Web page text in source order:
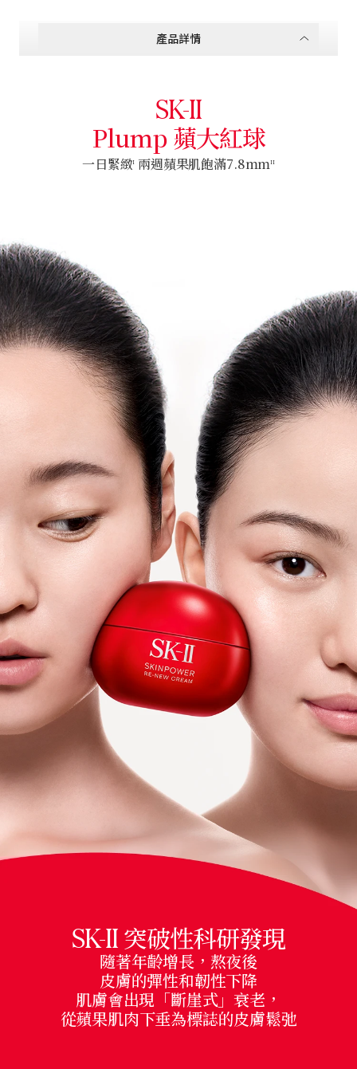
產品詳情
SK-II
Plump 蘋大紅球
一日緊緻I 兩週蘋果肌飽滿7.8mmII
SK-II突破性科研發現
隨著年齡增長，熬夜後
皮膚的彈性和韌性下降
肌膚會出現「斷崖式」衰老，
從蘋果肌肉下垂為標誌的皮膚鬆弛